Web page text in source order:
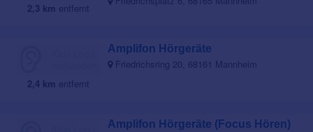
2,3 km entfernt
2,4 km entfernt
Amplifon Hörgeräte
Friedrichsring 20, 68161 Mannheim
Amplifon Hörgeräte (Focus Hören)